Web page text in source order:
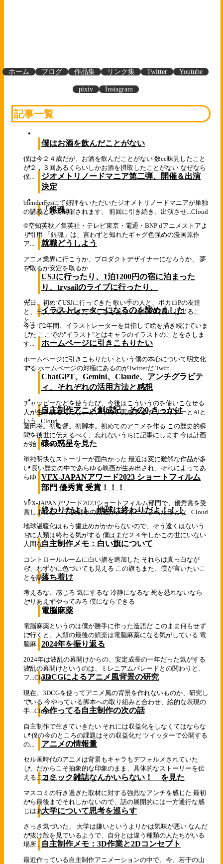
ホーム ブログ 作品集 リンク集 Twitter Youtube
pixiv Instagram
記事一覧
僕はお酒を飲んだことがない
僕は今２４歳だが、お酒を飲んだことがない 数cc味見したこと
が２，３回あるくらいしかお酒を摂取したことがない なぜなら
僕...
ジオメトリノードマニア第二弾、開催＆出演
決定
blenderFesにて好評をいただいたジオメトリノードマニアが単独
の講義として開催されます、 前回に引き続き、出演させ... Cloud
「銀魂」
©空知英秋／集英社・テレビ東京・電通・BNP dアニメストアよ
り引用 「銀魂」は、言わずと知れたギャグ色強めの漫画原作
ア...
就職どうしよう
アニメ業界に行こうか、プロダクトデザイナーになろうか、 夢
を取るか安定を取るか
USJに行ったり、1泊1200円の宿に泊まった
り、trysailのライブに行ったり、
先日、初めてUSJに行ってきた 歌い手の人と、ボカロPの友達
と、三人で行ってきた 忙しさもあり、結局13時前には出るこ
と...
イラストレーターになるのを諦めました
今まで2年間、イラストレーターを目指して絵を描き続けていま
した ここでの"イラスト"とはキャラのイラストのことをさしま
す...
ホームページに引きこもりたい
ホームページに引きこもりたい という僕の本心について明文化
する ホームページの対極にあるのがTwitterだ Twitt...
ChatGPT、Gemini、Claude、アンチグラビテ
ィ、それぞれの活用方法と感想
チャッピーなどを使うたび、今後はこういうのを使いこなせる
人が生き残るんだな、というのを実感する クリエイターとAIと
いう... Cloud
自主制作アニメ創成記 その0,きっかけ
藤田将。初監督。初脚本。初めてのアニメを作る この歴史的瞬
間を後世に伝えるべく、忘れないうちに記事にします 今は計画
が始... Cloud
猿の惑星を見た
単純明快なストーリーが面白かった 最近は変に難解な作品が多
い 長い歴史の中であらゆる映画が生み出され、それによってあ
らゆ...VFX-JAPANアワード2023 ショートフィルム
部門 優秀賞 受賞！！！
VFX-JAPANアワード2023ショートフィルム部門で、優秀賞を受
賞しました！ 子供都市の動画がノミネートされた形とな...Cloud
終わりだよ！ 地球は終わりだよ！！！
地球温暖化はもう歯止めがかからないので、そう遠くはないう
ちに人類は終わる気がする 僕はまだ２４年しかこの世にいない
人間な...自主制作メモ：白い旗について
コントロールルームに白い旗を追加した それらは真っ白なが
ら、わずかに色づいても見える この旗もまた、僕が言いたいこ
とを詰...落ち着け
考えるな、感じろ 気にするな 冷静になるな 死を恐れないなら
とりあえずやってみろ 僕にならできる
電脳麻薬
電脳麻薬というのは僕が勝手に作った造語だ このまま何もせず
に行くと、人類の最後の娯楽は電脳麻薬になる気がしている 電
脳麻...2024年を振り返る
2024年は波乱の幕開けからの、安定成長の一年だった気がする
波乱の幕開けというのは、ミレニアムパレードとの関わりと、
フ...Cloud
3DCGによるアニメ風背景の研究
現在、3DCGを使ってアニメ風の背景を作れないものか、研究し
ている 今やっている脚本への取り組みと合わせ、絵的な表現の
手... Cloud
今作ってる自主制作の次の話
自主制作で生きていきたい それには収益化をしなくてはならな
い 僕の今のところの課題はその収益化だ ツイッターで公開する
の...
アニメの情報量
セル画時代のアニメは背景もキャラもデフォルメされていた
し、だからこそ抽象的な印象のまま、具体的なストーリーを伝
えることが...コミック雑誌なんかいらない！ を見た
マスコミの行き過ぎた取材に対する強烈なアンチを感じた 最初
から最後までそれしかないので、話の展開的には一方通行な感
じはあ...大学について思考を巡らす
さっき気づいた、 大学は嫌いというよりかは気味が悪い なんだ
か抜け殻を見ているようで、自分とは違う種類の人たちがいる
場所... 自主制作メモ：3D作業と2Dコンセプト
最近作っている自主制作アニメーションの中で、今。若干の山